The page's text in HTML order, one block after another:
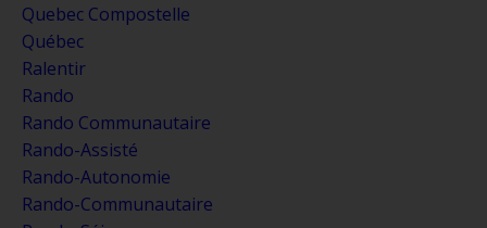
Quebec Compostelle
Québec
Ralentir
Rando
Rando Communautaire
Rando-Assisté
Rando-Autonomie
Rando-Communautaire